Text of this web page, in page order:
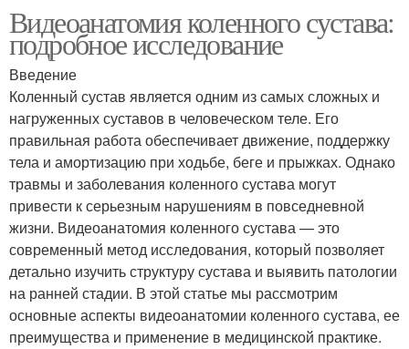
Видеоанатомия коленного сустава:
подробное исследование
Введение
Коленный сустав является одним из самых сложных и
нагруженных суставов в человеческом теле. Его
правильная работа обеспечивает движение, поддержку
тела и амортизацию при ходьбе, беге и прыжках. Однако
травмы и заболевания коленного сустава могут
привести к серьезным нарушениям в повседневной
жизни. Видеоанатомия коленного сустава — это
современный метод исследования, который позволяет
детально изучить структуру сустава и выявить патологии
на ранней стадии. В этой статье мы рассмотрим
основные аспекты видеоанатомии коленного сустава, ее
преимущества и применение в медицинской практике.